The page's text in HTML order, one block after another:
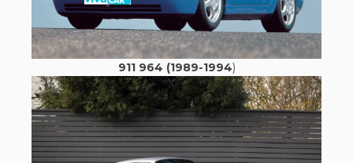
911 964 (1989-1994)